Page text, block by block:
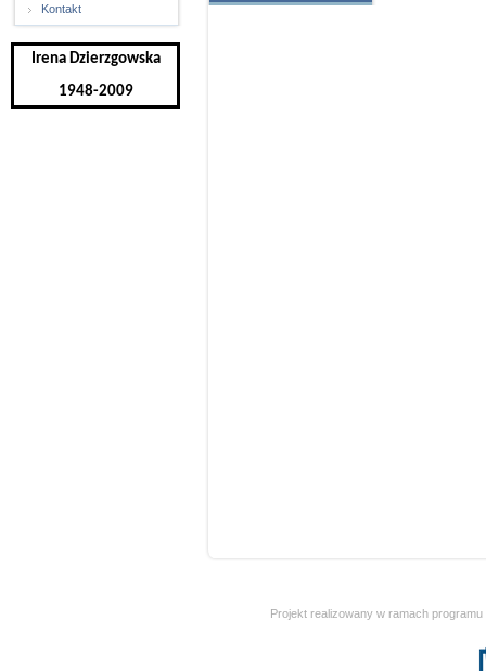
Kontakt
Irena Dzierzgowska
1948-2009
Projekt realizowany w ramach